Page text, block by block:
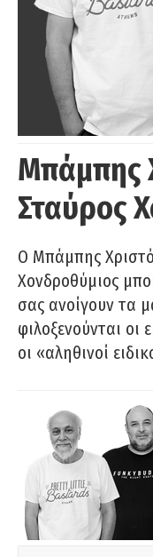
Μπάμπης
Σταύρος
O Μπάμπης
Χονδροθύμιος
σας ανοίγουν τα
φιλοξενούνται οι
οι «αληθινοί